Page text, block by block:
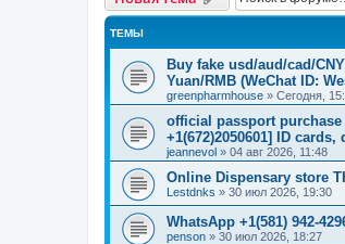
ТЕМЫ
Buy fake usd/aud/cad/
Yuan/RMB (WeChat ID:
greenpharmhouse » Сегодня,
official passport purchase
+1(672)2050601] ID cards,
jeannevol » 04 авг 2026, 11:48
Online Dispensary store
Lestdnks » 30 июл 2026, 19:30
WhatsApp +1(581) 942-
penson » 30 июл 2026, 18:27